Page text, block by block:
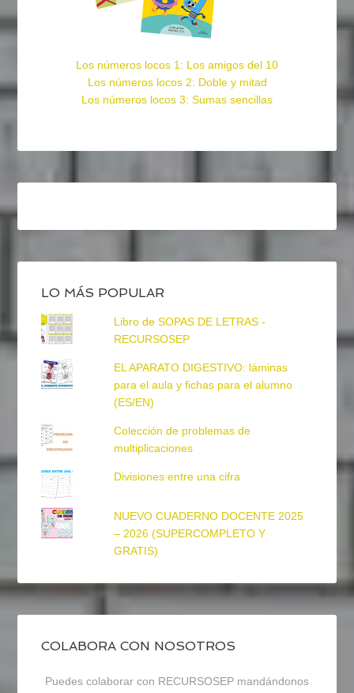
Los números locos 1: Los amigos del 10
Los números locos 2: Doble y mitad
Los números locos 3: Sumas sencillas
LO MÁS POPULAR
Libro de SOPAS DE LETRAS -
RECURSOSEP
EL APARATO DIGESTIVO: láminas
para el aula y fichas para el alumno
(ES/EN)
Colección de problemas de
multiplicaciones
Divisiones entre una cifra
NUEVO CUADERNO DOCENTE 2025
– 2026 (SUPERCOMPLETO Y
GRATIS)
COLABORA CON NOSOTROS
Puedes colaborar con RECURSOSEP mandándonos